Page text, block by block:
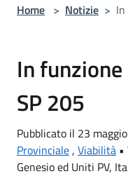
Home > Notizie >
In
SP 205
Pubblicato il 23
Provinciale , Viabilità •
Genesio ed Uniti PV,